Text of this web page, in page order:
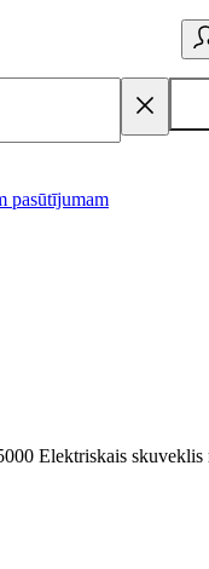
pasūtījumam
Elektriskais skuveklis